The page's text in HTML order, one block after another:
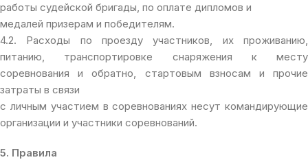
работы судейской бригады, по оплате дипломов и
медалей призерам и победителям.
4.2. Расходы по проезду участников, их проживанию,
питанию, транспортировке снаряжения к месту
соревнования и обратно, стартовым взносам и прочие
затраты в связи
с личным участием в соревнованиях несут командирующие
организации и участники соревнований.
5. Правила